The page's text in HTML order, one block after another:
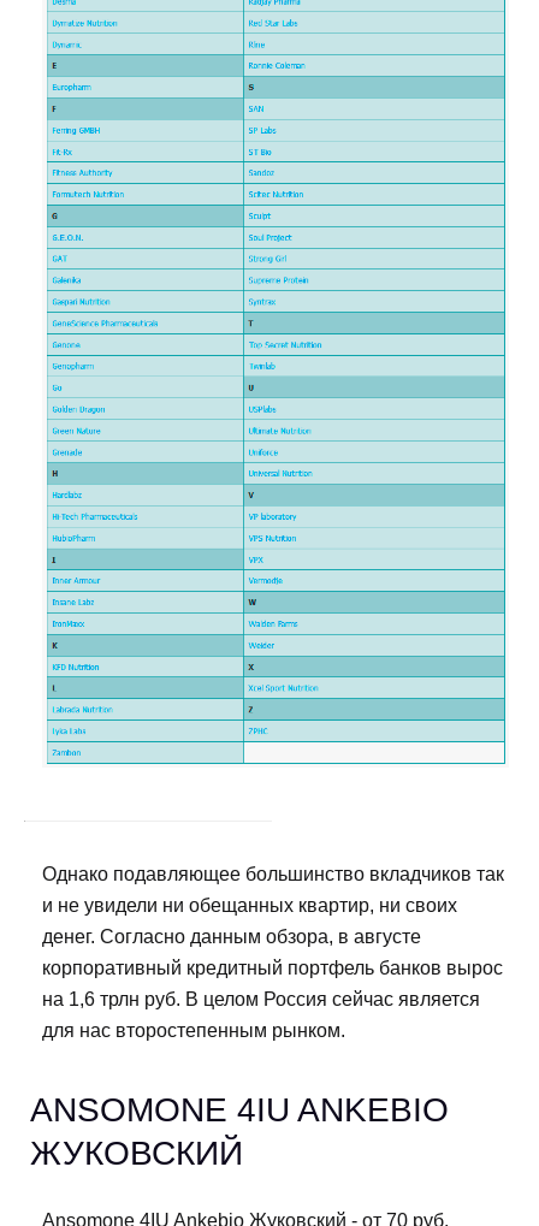
Однако подавляющее большинство вкладчиков так
и не увидели ни обещанных квартир, ни своих
денег. Согласно данным обзора, в августе
корпоративный кредитный портфель банков вырос
на 1,6 трлн руб. В целом Россия сейчас является
для нас второстепенным рынком.
ANSOMONE 4IU ANKEBIO
ЖУКОВСКИЙ
Ansomone 4IU Ankebio Жуковский - от 70 руб.